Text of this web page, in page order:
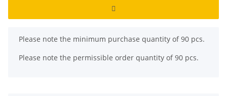
x
Please note the minimum purchase quantity of 90 pcs.
Please note the permissible order quantity of 90 pcs.